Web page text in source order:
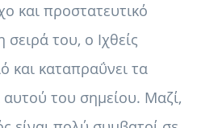
και προστατευτικό
του, ο Ιχθείς
και καταπραΰνει τα
του σημείου. Μαζί,